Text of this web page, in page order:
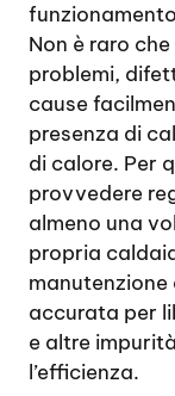
Non è raro
problemi,
cause
presenza di
di calore. Per
provvedere
almeno una
propria
accurata per
e altre
l’efficienza.